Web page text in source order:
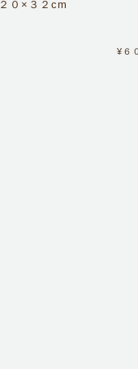
２０×３２cm
¥６